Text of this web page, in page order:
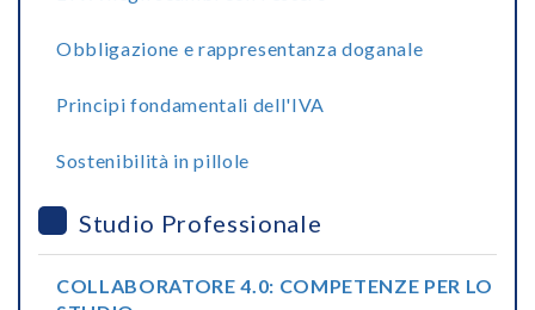
Obbligazione e rappresentanza doganale
Principi fondamentali dell'IVA
Sostenibilità in pillole
Studio Professionale
COLLABORATORE 4.0: COMPETENZE PER LO